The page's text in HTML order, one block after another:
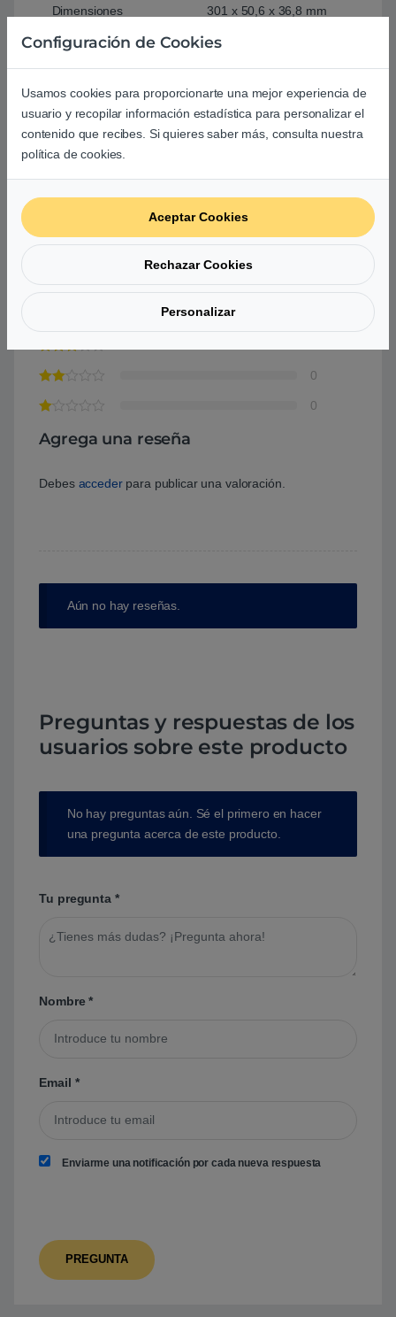
Dimensiones 301 x 50,6 x 36,8 mm
Comprar Brother ADS-640 15ppm USB – Escaner
Basado en 0 reseñas
0
0
0
0
Agrega una reseña
Debes accederpara publicar una valoración.
Aún no hay reseñas.
Preguntas y respuestas de los
usuarios sobre este producto
No hay preguntas aún. Sé el primero en hacer
una pregunta acerca de este producto.
Tu pregunta *
Nombre*
Email *
Enviarme una notificación por cada nueva respuesta
Configuración de Cookies
Usamos cookies para proporcionarte una mejor experiencia de
usuario y recopilar información estadística para personalizar el
contenido que recibes. Si quieres saber más, consulta nuestra
política de cookies.
Aceptar Cookies
Rechazar Cookies
Personalizar